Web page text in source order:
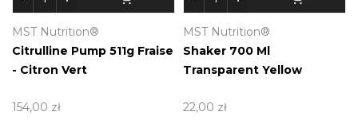
MST Nutrition®
Citrulline Pump 511g Fraise
- Citron Vert
154,00 zł
MST Nutrition®
Shaker 700 Ml
Transparent Yellow
22,00 zł